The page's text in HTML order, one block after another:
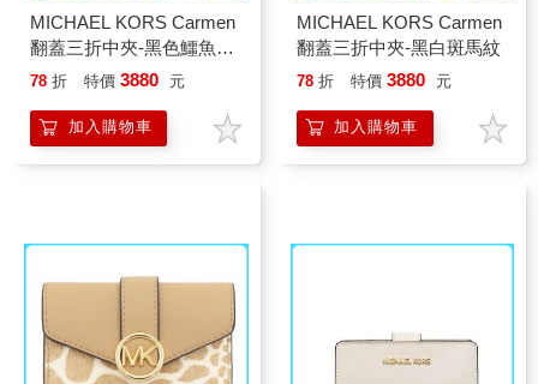
MICHAEL KORS Carmen
翻蓋三折中夾-黑色鱷魚紋
壓紋
78 折 特價 3880 元
加入購物車
MICHAEL KORS Carmen
翻蓋三折中夾-黑白斑馬紋
78 折 特價 3880 元
加入購物車